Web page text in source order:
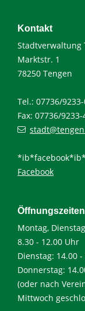
Kontakt
Stadtverwaltung
Marktstr. 1
78250 Tengen
Tel.: 07736/
Fax: 07736/9233-
*ib*facebook*ib*
Facebook
Montag,
8.30 - 12.00 Uhr
Dienstag: 14.00
Donnerstag:
(oder nach
Mittwoch